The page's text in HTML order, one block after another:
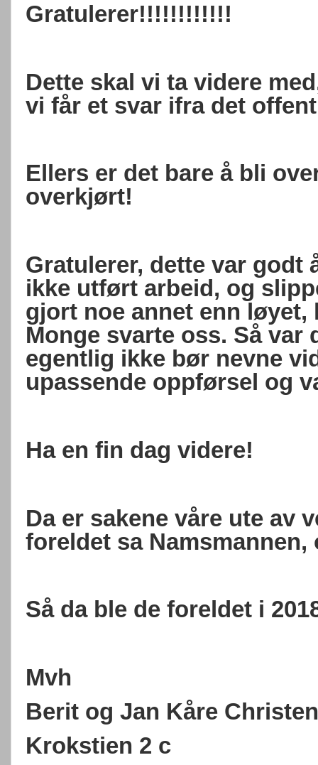
Gratulerer!!!!!!!!!!!!
Dette skal vi ta videre
vi får et svar ifra det
Ellers er det bare å bli
overkjørt!
Gratulerer, dette var godt
ikke utført arbeid, og
gjort noe annet enn løyet,
Monge svarte oss. Så var
egentlig ikke bør nevne
upassende oppførsel og
Ha en fin dag videre!
Da er sakene våre ute av
foreldet sa
Så da ble de foreldet i
Mvh
Berit og Jan Kåre
Krokstien 2 c